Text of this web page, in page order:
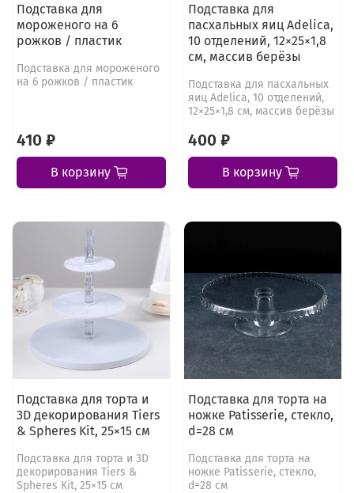
Подставка для
мороженого на 6
рожков / пластик
Подставка для мороженого
на 6 рожков / пластик
410 ₽
В корзину
Подставка для
пасхальных яиц Adelica,
10 отделений, 12×25×1,8
см, массив берёзы
Подставка для пасхальных
яиц Adelica, 10 отделений,
12×25×1,8 см, массив берёзы
400 ₽
В корзину
Подставка для торта и
3D декорирования Tiers
& Spheres Kit, 25×15 см
Подставка для торта и 3D
декорирования Tiers &
Spheres Kit, 25×15 см
Подставка для торта на
ножке Patisserie, стекло,
d=28 см
Подставка для торта на
ножке Patisserie, стекло,
d=28 см